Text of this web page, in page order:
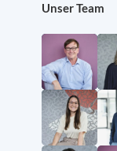
Unser Team